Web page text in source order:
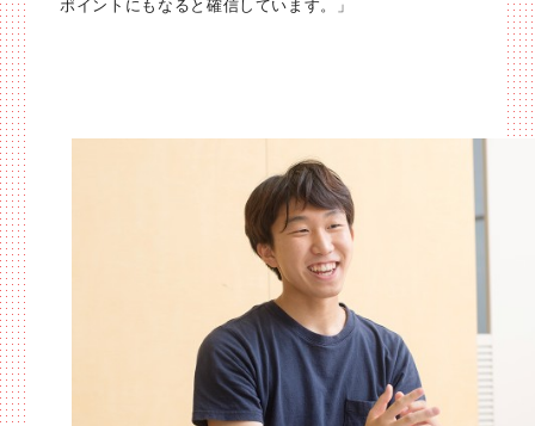
ポイントにもなると確信しています。」